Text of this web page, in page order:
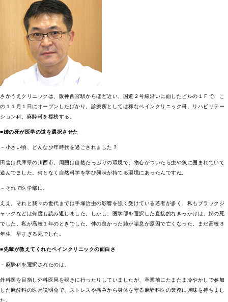
さかうえクリニックは、阪神西宮駅からほど近い、国道２号線沿いに面したビルの１Ｆで、こ
の１１月１日にオープンしたばかり。診療所としては稀なペインクリニック科、リハビリテー
ション科、麻酔科を標榜する。
■姉の死が医学の道を選択させた
－小さい頃、どんな少年時代を過ごされました？
田舎は兵庫県の川西市。周囲は自然たっぷりの環境で、物心がついたら虫や魚に囲まれていて
遊んでました。何となく自然科学を学び興味が持てる環境にあったんですね。
－それで医学部に。
ええ。それと我々の世代までは手塚治虫の影響を強く受けている若者が多く、私もブラックジ
ャックなどは何度も読み返しました。しかし、医学部を選択した直接的なきっかけは、姉の死
でした。私が高校１年のときでした。仲の良かった姉が喘息が原因で亡くなった。まだ高校３
年生、早すぎる死でした。
■先輩が教えてくれたペインクリニックの面白さ
－麻酔科を選択されたのは。
外科医を目指し外科医局を覗きに行ったりしていましたが、卒業前にたまたま冷やかしで参加
した麻酔科の医局説明会で、ストレスや痛みから身体を守る麻酔科医の業務に興味を持ちまし
た。